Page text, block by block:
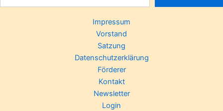
Impressum
Vorstand
Satzung
Datenschutzerklärung
Förderer
Kontakt
Newsletter
Login